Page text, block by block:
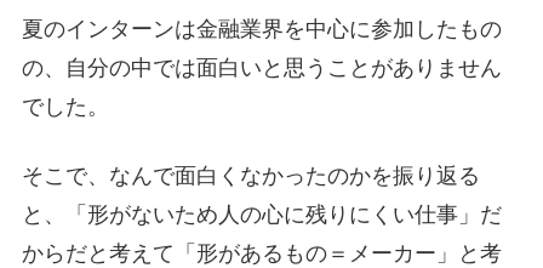
夏のインターンは金融業界を中心に参加したもの
の、自分の中では面白いと思うことがありません
でした。
そこで、なんで面白くなかったのかを振り返る
と、「形がないため人の心に残りにくい仕事」だ
からだと考えて「形があるもの＝メーカー」と考